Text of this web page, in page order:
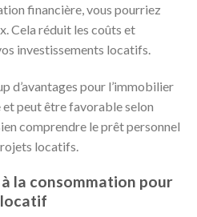
financière, vous pourriez
Cela réduit les coûts et
investissements locatifs.
d’avantages pour l’immobilier
peut être favorable selon
comprendre le prêt personnel
locatifs.
la consommation pour
locatif